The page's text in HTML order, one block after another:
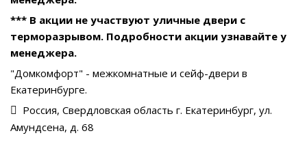
*** В акции не участвуют уличные двери с
терморазрывом. Подробности акции узнавайте у
менеджера.
"Домкомфорт" - межкомнатные и сейф-двери в
Екатеринбурге.
Россия, Свердловская область г. Екатеринбург, ул.
Амундсена, д. 68